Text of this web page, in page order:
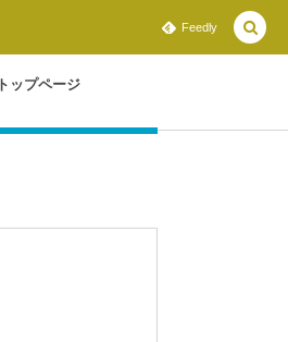
Feedly
トップページ